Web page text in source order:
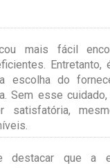
mais fácil
Entretanto,
escolha do
Sem esse
satisfatória,
destacar que a